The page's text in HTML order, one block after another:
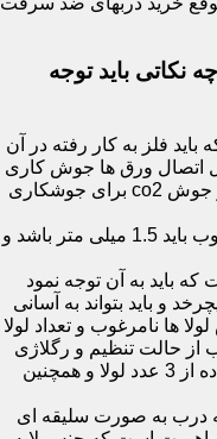
باید توجه
فلز به کار رفته در آن
اتصال ورق ها جوش کاری
مناسبی داشته باشند و بهتر است از جوش co2 برای جوشکاری
ضخامت چهارچوب:ضخامت چهارچوب باید 1.5 میلی متر باشد و
باید به آن توجه نمود
و باید بتواند به آسانی
ها نامرغوب و تعداد لولا
حالت تنظیم و رگلاژی
خارج میشود که بهترین حالت استفاده از 3 عدد لولا و همچنین
درب به صورت سلیقه ای